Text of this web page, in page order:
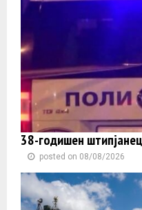
38-годишен
posted on 08/08/2026